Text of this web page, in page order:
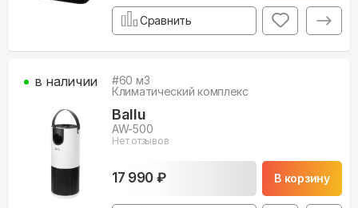
Сравнить
#60 м3
Климатический комплекс
Ballu
AW-500
Нет отзывов
17 990 ₽ В корзину
в наличии